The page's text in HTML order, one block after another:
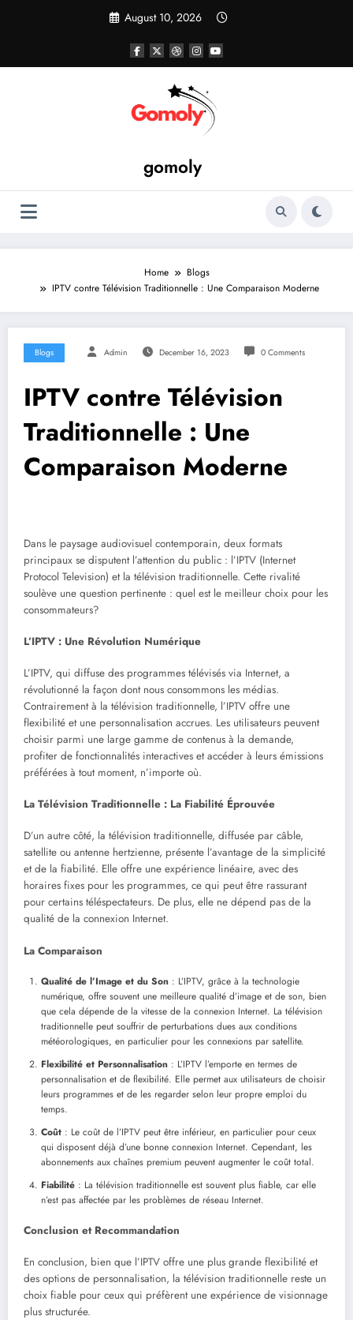
August 10, 2026
gomoly
Home
Blogs
IPTV contre Télévision Traditionnelle : Une Comparaison Moderne
Blogs Admin December 16, 2023 0 Comments
IPTV contre Télévision
Traditionnelle : Une
Comparaison Moderne
Dans le paysage audiovisuel contemporain, deux formats
principaux se disputent l’attention du public : l’IPTV (Internet
Protocol Television) et la télévision traditionnelle. Cette rivalité
soulève une question pertinente : quel est le meilleur choix pour les
consommateurs?
L’IPTV : Une Révolution Numérique
L’IPTV, qui diffuse des programmes télévisés via Internet, a
révolutionné la façon dont nous consommons les médias.
Contrairement à la télévision traditionnelle, l’IPTV offre une
flexibilité et une personnalisation accrues. Les utilisateurs peuvent
choisir parmi une large gamme de contenus à la demande,
profiter de fonctionnalités interactives et accéder à leurs émissions
préférées à tout moment, n’importe où.
La Télévision Traditionnelle : La Fiabilité Éprouvée
D’un autre côté, la télévision traditionnelle, diffusée par câble,
satellite ou antenne hertzienne, présente l’avantage de la simplicité
et de la fiabilité. Elle offre une expérience linéaire, avec des
horaires fixes pour les programmes, ce qui peut être rassurant
pour certains téléspectateurs. De plus, elle ne dépend pas de la
qualité de la connexion Internet.
La Comparaison
Qualité de l’Image et du Son : L’IPTV, grâce à la technologie
numérique, offre souvent une meilleure qualité d’image et de son, bien
que cela dépende de la vitesse de la connexion Internet. La télévision
traditionnelle peut souffrir de perturbations dues aux conditions
météorologiques, en particulier pour les connexions par satellite.
Flexibilité et Personnalisation : L’IPTV l’emporte en termes de
personnalisation et de flexibilité. Elle permet aux utilisateurs de choisir
leurs programmes et de les regarder selon leur propre emploi du
temps.
Coût : Le coût de l’IPTV peut être inférieur, en particulier pour ceux
qui disposent déjà d’une bonne connexion Internet. Cependant, les
abonnements aux chaînes premium peuvent augmenter le coût total.
Fiabilité : La télévision traditionnelle est souvent plus fiable, car elle
n’est pas affectée par les problèmes de réseau Internet.
Conclusion et Recommandation
En conclusion, bien que l’IPTV offre une plus grande flexibilité et
des options de personnalisation, la télévision traditionnelle reste un
choix fiable pour ceux qui préfèrent une expérience de visionnage
plus structurée.